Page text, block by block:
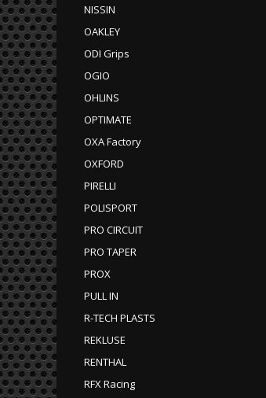
NISSIN
OAKLEY
ODI Grips
OGIO
OHLINS
OPTIMATE
OXA Factory
OXFORD
PIRELLI
POLISPORT
PRO CIRCUIT
PRO TAPER
PROX
PULL IN
R-TECH PLASTS
REKLUSE
RENTHAL
RFX Racing